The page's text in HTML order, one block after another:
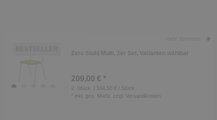
Zero Stuhl Multi, 2er Set, Varianten wählbar
209,00 € *
2 Stück
| 104,50 € / Stück
* inkl. ges. MwSt. zzgl. Versandkosten